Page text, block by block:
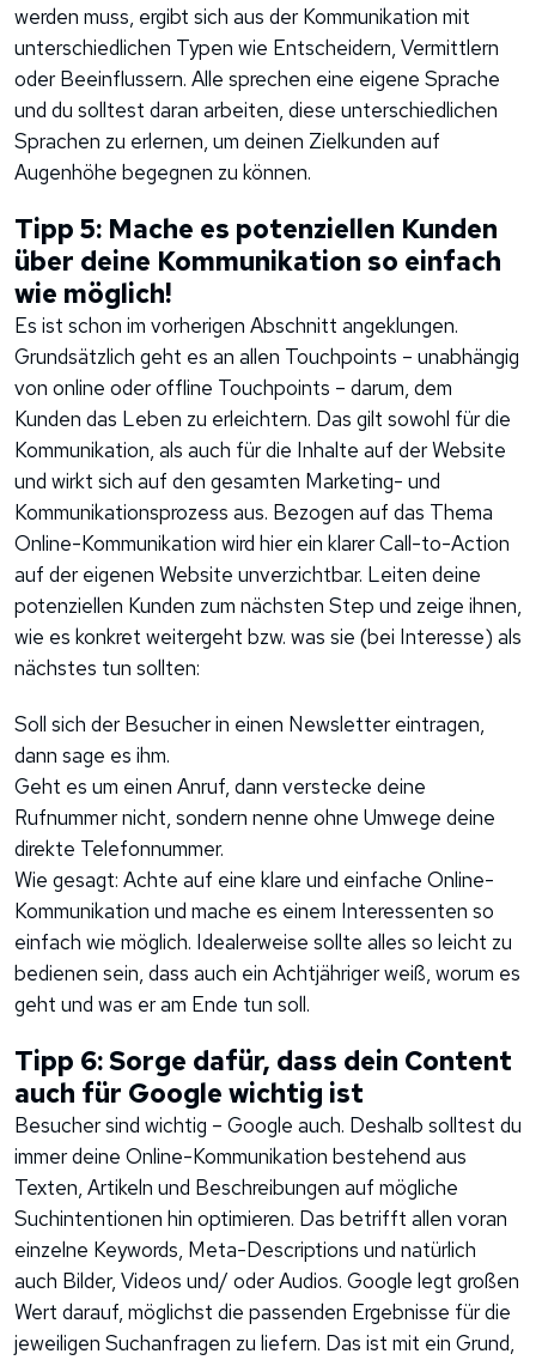
werden muss, ergibt sich aus der Kommunikation mit
unterschiedlichen Typen wie Entscheidern, Vermittlern
oder Beeinflussern. Alle sprechen eine eigene Sprache
und du solltest daran arbeiten, diese unterschiedlichen
Sprachen zu erlernen, um deinen Zielkunden auf
Augenhöhe begegnen zu können.
Tipp 5: Mache es potenziellen Kunden
über deine Kommunikation so einfach
wie möglich!
Es ist schon im vorherigen Abschnitt angeklungen.
Grundsätzlich geht es an allen Touchpoints – unabhängig
von online oder offline Touchpoints – darum, dem
Kunden das Leben zu erleichtern. Das gilt sowohl für die
Kommunikation, als auch für die Inhalte auf der Website
und wirkt sich auf den gesamten Marketing- und
Kommunikationsprozess aus. Bezogen auf das Thema
Online-Kommunikation wird hier ein klarer Call-to-Action
auf der eigenen Website unverzichtbar. Leiten deine
potenziellen Kunden zum nächsten Step und zeige ihnen,
wie es konkret weitergeht bzw. was sie (bei Interesse) als
nächstes tun sollten:
Soll sich der Besucher in einen Newsletter eintragen,
dann sage es ihm.
Geht es um einen Anruf, dann verstecke deine
Rufnummer nicht, sondern nenne ohne Umwege deine
direkte Telefonnummer.
Wie gesagt: Achte auf eine klare und einfache Online-
Kommunikation und mache es einem Interessenten so
einfach wie möglich. Idealerweise sollte alles so leicht zu
bedienen sein, dass auch ein Achtjähriger weiß, worum es
geht und was er am Ende tun soll.
Tipp 6: Sorge dafür, dass dein Content
auch für Google wichtig ist
Besucher sind wichtig – Google auch. Deshalb solltest du
immer deine Online-Kommunikation bestehend aus
Texten, Artikeln und Beschreibungen auf mögliche
Suchintentionen hin optimieren. Das betrifft allen voran
einzelne Keywords, Meta-Descriptions und natürlich
auch Bilder, Videos und/ oder Audios. Google legt großen
Wert darauf, möglichst die passenden Ergebnisse für die
jeweiligen Suchanfragen zu liefern. Das ist mit ein Grund,